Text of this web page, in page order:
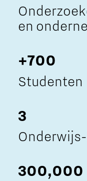
en
+700
Studenten
3
300,000